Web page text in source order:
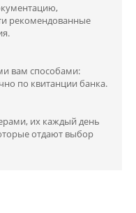
рекомендованные
вам способами:
по квитанции банка.
их каждый день
отдают выбор